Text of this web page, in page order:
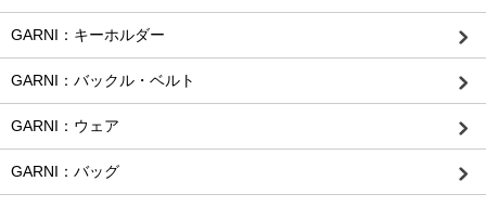
GARNI：キーホルダー
GARNI：バックル・ベルト
GARNI：ウェア
GARNI：バッグ